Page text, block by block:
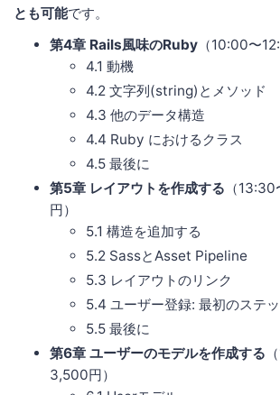
とも可能です。
第4章 Rails風味のRuby （10:00〜
4.1 動機
4.2 文字列(string)とメソッド
4.3 他のデータ構造
4.4 Ruby におけるクラス
4.5 最後に
第5章 レイアウトを作成する （
円）
5.1 構造を追加する
5.2 SassとAsset Pipeline
5.3 レイアウトのリンク
5.4 ユーザー登録: 最初のステ
5.5 最後に
第6章 ユーザーのモデルを作成する
3,500円）